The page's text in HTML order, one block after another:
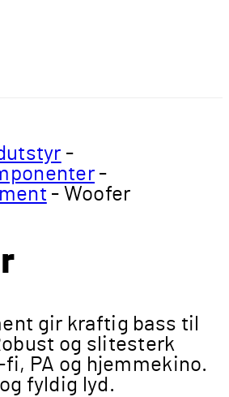
-
-
- Woofer
gir kraftig bass til
og slitesterk
PA og hjemmekino.
fyldig lyd.